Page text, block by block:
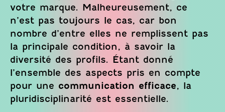
votre marque. Malheureusement, ce
n’est pas toujours le cas, car bon
nombre d’entre elles ne remplissent pas
la principale condition, à savoir la
diversité des profils. Étant donné
l’ensemble des aspects pris en compte
pour une communication efficace, la
pluridisciplinarité est essentielle.